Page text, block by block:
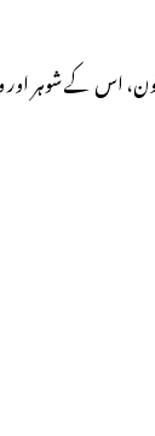
کے شوہر اور